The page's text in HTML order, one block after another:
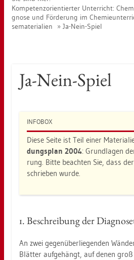
Kom­pe­tenz­ori­en­tier­ter Un­ter­richt:
gno­se und För­de­rung im
se­ma­te­ria­li­en
Ja-Nein-Spiel
Ja-Nein-Spiel
IN­FO­BOX
Diese Seite ist Teil einer
dungs­plan 2004: Grund­la­gen
rung. Bitte be­ach­ten Sie, dass
schrie­ben wurde.
1. Be­schrei­bung der
An zwei ge­gen­über­lie­gen­den
Blät­ter auf­ge­hängt, auf denen groß